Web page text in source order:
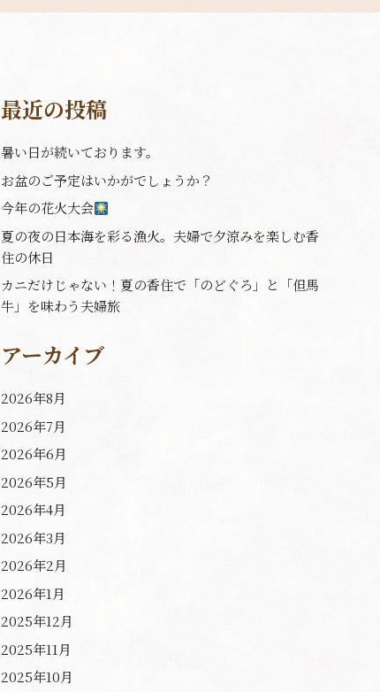
最近の投稿
暑い日が続いております。
お盆のご予定はいかがでしょうか？
今年の花火大会
夏の夜の日本海を彩る漁火。夫婦で夕涼みを楽しむ香
住の休日
カニだけじゃない！夏の香住で「のどぐろ」と「但馬
牛」を味わう夫婦旅
アーカイブ
2026年8月
2026年7月
2026年6月
2026年5月
2026年4月
2026年3月
2026年2月
2026年1月
2025年12月
2025年11月
2025年10月